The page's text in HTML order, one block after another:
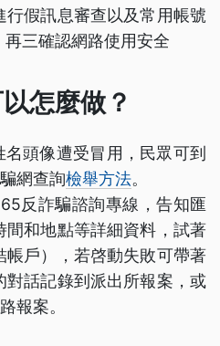
行假訊息審查以及常用帳號
三確認網路使用安全
怎麼做？
頭像遭受冒用，民眾可到
網查詢檢舉方法。
反詐騙諮詢專線，告知匯
間和地點等詳細資料，試著
戶），若啓動失敗可帶著
對話記錄到派出所報案，或
報案。